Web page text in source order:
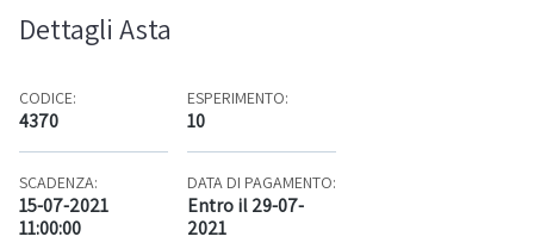
Dettagli Asta
CODICE:
4370
ESPERIMENTO:
10
SCADENZA:
15-07-2021
11:00:00
DATA DI PAGAMENTO:
Entro il 29-07-
2021